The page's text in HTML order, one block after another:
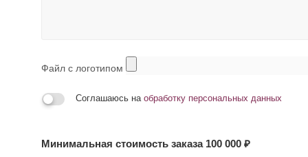
Файл с логотипом
Соглашаюсь на обработку персональных данных
Минимальная стоимость заказа 100 000 ₽